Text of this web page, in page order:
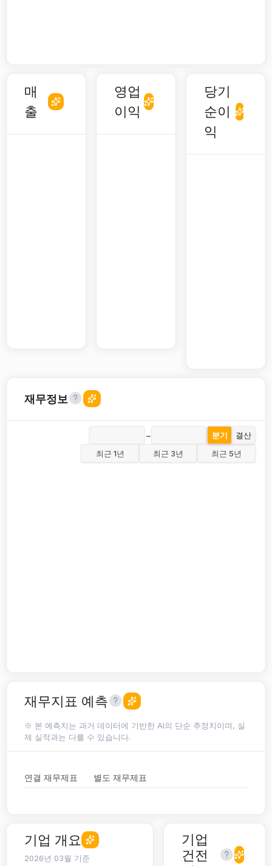
매
출
영업
이익
당기
순이
익
재무정보
~ 분기
결산
최근 1년
최근 3년 최근 5년
재무지표 예측
※ 본 예측치는 과거 데이터에 기반한 AI의 단순 추정치이며, 실
제 실적과는 다를 수 있습니다.
연결 재무제표 별도 재무제표
기업 개요
2026년 03월 기준
기업
건전